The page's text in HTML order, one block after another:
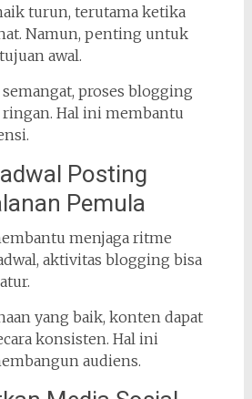
turun, terutama ketika
Namun, penting untuk
awal.
proses blogging
Hal ini membantu
Posting
Pemula
menjaga ritme
aktivitas blogging bisa
yang baik, konten dapat
konsisten. Hal ini
audiens.